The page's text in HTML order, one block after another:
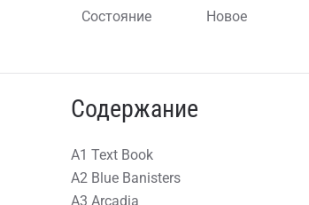
Состояние Новое
Содержание
A1 Text Book
A2 Blue Banisters
A3 Arcadia